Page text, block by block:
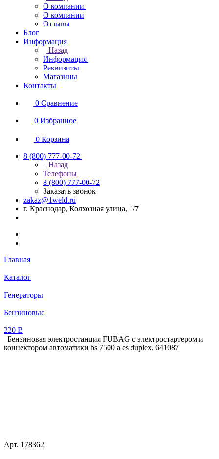
О компании
О компании
Отзывы
Блог
Информация
Назад
Информация
Реквизиты
Магазины
Контакты
0 Сравнение
0 Избранное
0 Корзина
8 (800) 777-00-72
Назад
Телефоны
8 (800) 777-00-72
Заказать звонок
zakaz@1weld.ru
г. Краснодар, Колхозная улица, 1/7
Главная
Каталог
Генераторы
Бензиновые
220 В
Бензиновая электростанция FUBAG с электростартером и
коннектором автоматики bs 7500 a es duplex, 641087
Арт. 178362